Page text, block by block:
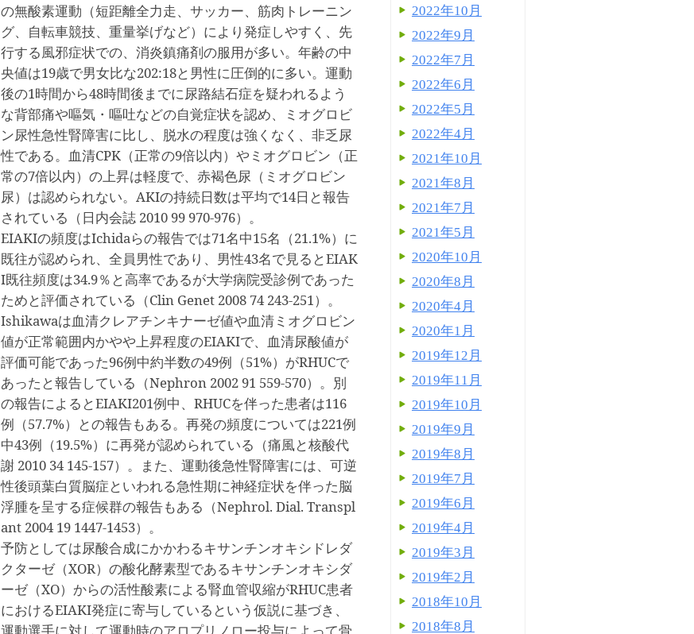
の無酸素運動（短距離全力走、サッカー、筋肉トレーニン
グ、自転車競技、重量挙げなど）により発症しやすく、先
行する風邪症状での、消炎鎮痛剤の服用が多い。年齢の中
央値は19歳で男女比な202:18と男性に圧倒的に多い。運動
後の1時間から48時間後までに尿路結石症を疑われるよう
な背部痛や嘔気・嘔吐などの自覚症状を認め、ミオグロビ
ン尿性急性腎障害に比し、脱水の程度は強くなく、非乏尿
性である。血清CPK （正常の9倍以内）やミオグロビン（正
常の7倍以内）の上昇は軽度で、赤褐色尿（ミオグロビン
尿）は認められない。 AKIの持続日数は平均で14日と報告
されている（日内会誌 2010 99 970-976）。
EIAKIの頻度はIchidaらの報告では71名中15名（21.1%）に
既往が認められ、全員男性であり、男性43名で見るとEIAK
I既往頻度は34.9％と高率であるが大学病院受診例であった
ためと評価されている（Clin Genet 2008 74 243-251）。
Ishikawaは血清クレアチンキナーゼ値や血清ミオグロビン
値が正常範囲内かやや上昇程度のEIAKIで、血清尿酸値が
評価可能であった96例中約半数の49例（51%）がRHUCで
あったと報告している（Nephron 2002 91 559-570）。別
の報告によるとEIAKI201例中、 RHUCを伴った患者は116
例（57.7%）との報告もある。再発の頻度については221例
中43例（19.5%）に再発が認められている（痛風と核酸代
謝 2010 34 145-157）。また、運動後急性腎障害には、可逆
性後頭葉白質脳症といわれる急性期に神経症状を伴った脳
浮腫を呈する症候群の報告もある（Nephrol. Dial. Transpl
ant 2004 19 1447-1453）。
予防としては尿酸合成にかかわるキサンチンオキシドレダ
クターゼ（XOR）の酸化酵素型であるキサンチンオキシダ
ーゼ（XO）からの活性酸素による腎血管収縮がRHUC患者
におけるEIAKI発症に寄与しているという仮説に基づき、
運動選手に対して運動時のアロプリノロー投与によって骨
2022年10月
2022年9月
2022年7月
2022年6月
2022年5月
2022年4月
2021年10月
2021年8月
2021年7月
2021年5月
2020年10月
2020年8月
2020年4月
2020年1月
2019年12月
2019年11月
2019年10月
2019年9月
2019年8月
2019年7月
2019年6月
2019年4月
2019年3月
2019年2月
2018年10月
2018年8月